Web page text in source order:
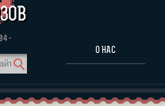
·
О НАС
ЛИЧНОСТЕЙ